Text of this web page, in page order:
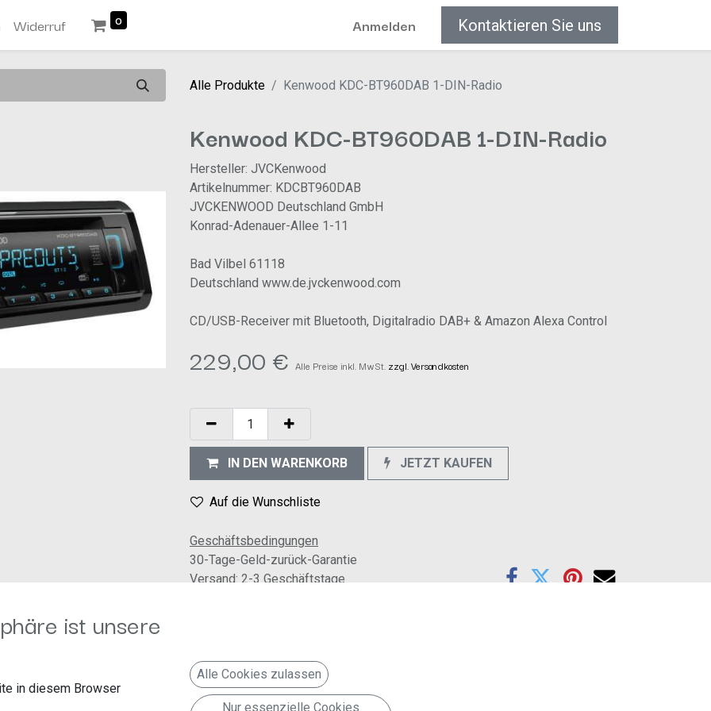
Widerruf 0 Anmelden Kontaktieren Sie uns
Alle Produkte Kenwood KDC-BT960DAB 1-DIN-Radio
Kenwood KDC-BT960DAB 1-DIN-Radio
Hersteller: JVCKenwood
Artikelnummer: KDCBT960DAB
JVCKENWOOD Deutschland GmbH
Konrad-Adenauer-Allee 1-11
Bad Vilbel 61118
Deutschland www.de.jvckenwood.com
CD/USB-Receiver mit Bluetooth, Digitalradio DAB+ & Amazon Alexa Control
229,00 € Alle Preise inkl. MwSt. zzgl. Versandkosten
IN DEN WARENKORB JETZT KAUFEN
Auf die Wunschliste
Geschäftsbedingungen
30-Tage-Geld-zurück-Garantie
Versand: 2-3 Geschäftstage
und UKW (Seamless Blending)
inkl. AVRCP 1.6 Profil
2 Telefone parallel koppelbar
ist unsere
in diesem Browser
Alle Cookies zulassen
Nur essenzielle Cookies